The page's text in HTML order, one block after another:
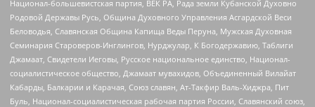
Национал-большевистская партия, ВЕК РА, Рада земли Кубанской Духовно
Родовой Державы Русь, Община Духовного Управления Асгардской Веси
Беловодья, Славянская Община Капища Веды Перуна, Мужская Духовная
Семинария Староверов-Инглингов, Нурджулар, К Богодержавию, Таблиги
Джамаат, Свидетели Иеговы, Русское национальное единство, Национал-
социалистическое общество, Джамаат мувахидов, Объединенный Вилайат
Кабарды, Балкарии и Карачая, Союз славян, Ат-Такфир Валь-Хиджра, Пит
Буль, Национал-социалистическая рабочая партия России, Славянский союз,